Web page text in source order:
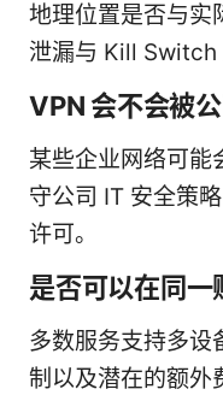
地理位置是否与实
泄漏与 Kill Switch
VPN 会不会被
某些企业网络可能
守公司 IT 安全策
许可。
是否可以在同一
多数服务支持多设
制以及潜在的额外